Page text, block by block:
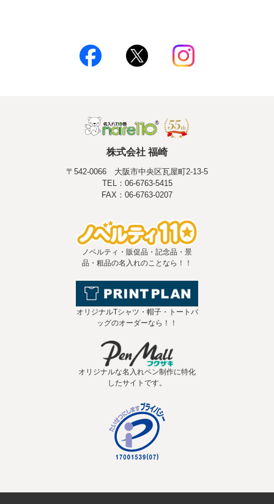
株式会社 福崎
〒542-0066 大阪市中央区瓦屋町2-13-5
TEL：06-6763-5415
FAX：06-6763-0207
ノベルティ・販促品・記念品・景
品・粗品の名入れのことなら！！
オリジナルTシャツ・帽子・トートバ
ッグのオーダーなら！！
オリジナルな名入れペン制作に特化
したサイトです。